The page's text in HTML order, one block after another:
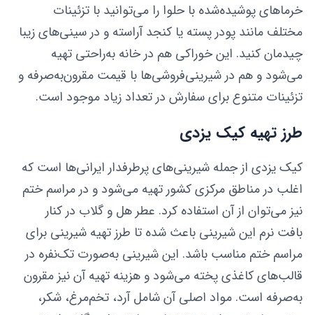
خرماهای پوشیده‌شده با حلوا را می‌توانید با تزئینات
مختلف مانند پودر پسته یا کنجد آراسته و در سینی‌های زیبا
چیدمان کنید. این خوراکی هم در خانه به‌راحتی تهیه
می‌شود و هم در شیرینی‌فروشی‌ها با قیمت مقرون‌به‌صرفه و
تزئینات متنوع برای سفارش در تعداد زیاد موجود است.
طرز تهیه کیک یزدی
کیک یزدی از جمله شیرینی‌های پرطرفدار ایرانی‌ها است که
اغلب در مناطق مرکزی کشور تهیه می‌شود و در مراسم ختم
نیز می‌توان از آن استفاده کرد. عطر هل و گلاب در کنار
بافت نرم این شیرینی باعث شده تا طرز تهیه شیرینی برای
مراسم ختم مناسب باشد. این شیرینی به‌صورت تک‌نفره در
قالب‌های کاغذی پخته می‌شود و هزینه تهیه آن نیز مقرون
به‌صرفه است. مواد اصلی آن شامل آرد، تخم‌مرغ، شکر،